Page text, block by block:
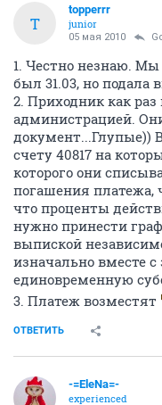
T
topperrr
junior
05 мая 2010
1. Честно незнаю. Мы
был 31.03, но подала
2. Приходник как
администрацией.
документ...Глупые))
счету 40817 на
которого они
погашения платежа,
что проценты
нужно принести
выпиской
изначально вместе
единовременную
3. Платеж возместят
ОТВЕТИТЬ
-=EleNa=-
experienced